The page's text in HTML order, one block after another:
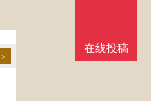
>
在线投稿